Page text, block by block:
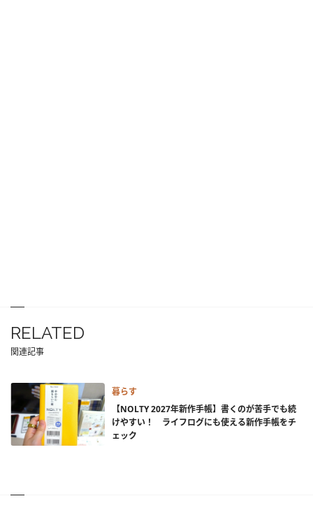
RELATED
関連記事
暮らす
【NOLTY 2027年新作手帳】書くのが苦手でも続
けやすい！ ライフログにも使える新作手帳をチ
ェック